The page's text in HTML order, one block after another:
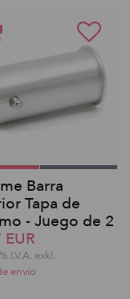
Barra
Tapa de
- Juego de 2
I.V.A. exkl.
envio